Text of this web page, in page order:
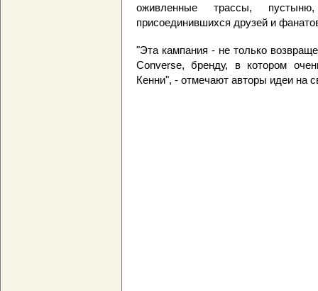
оживленные трассы,
присоединившихся друзей и
"Эта кампания - не только
Converse, бренду, в котором
Кенни", - отмечают авторы идеи на